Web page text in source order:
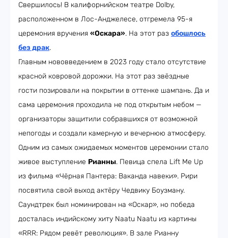
Свершилось! В калифорнийском театре Dolby,
расположенном в Лос-Анджелесе, отгремела 95-я
церемония вручения «Оскара». На этот раз обошлось
без драк.
Главным нововведением в 2023 году стало отсутствие
красной ковровой дорожки. На этот раз звёздные
гости позировали на покрытии в оттенке шампань. Да и
сама церемония проходила не под открытым небом —
организаторы защитили собравшихся от возможной
непогоды и создали камерную и вечернюю атмосферу.
Одним из самых ожидаемых моментов церемонии стало
живое выступление Рианны. Певица спела Lift Me Up
из фильма «Чёрная Пантера: Ваканда навеки». Рири
посвятила свой выход актёру Чедвику Боузману.
Саундтрек был номинирован на «Оскар», но победа
досталась индийскому хиту Naatu Naatu из картины
«RRR: Рядом ревёт революция». В зале Рианну